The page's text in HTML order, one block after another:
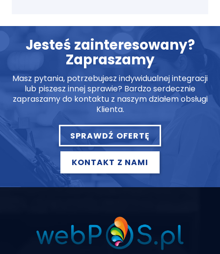
Jesteś zainteresowany?
Zapraszamy
Masz pytania, potrzebujesz indywidualnej integracji
lub piszesz innej sprawie? Bardzo serdecznie
zapraszamy do kontaktu z naszym działem obsługi
Klienta.
SPRAWDŹ OFERTĘ
KONTAKT Z NAMI